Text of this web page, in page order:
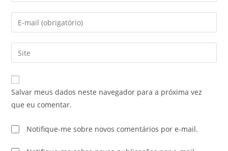
Salvar meus dados neste navegador para a próxima vez
que eu comentar.
Notifique-me sobre novos comentários por e-mail.